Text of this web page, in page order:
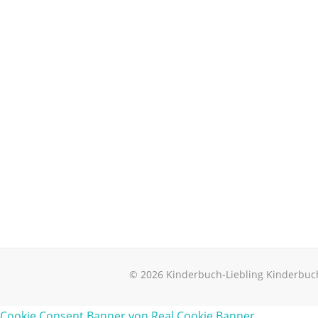
© 2026 Kinderbuch-Liebling